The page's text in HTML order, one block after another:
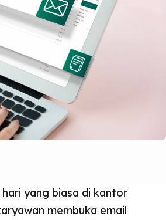
yang biasa di kantor
membuka email